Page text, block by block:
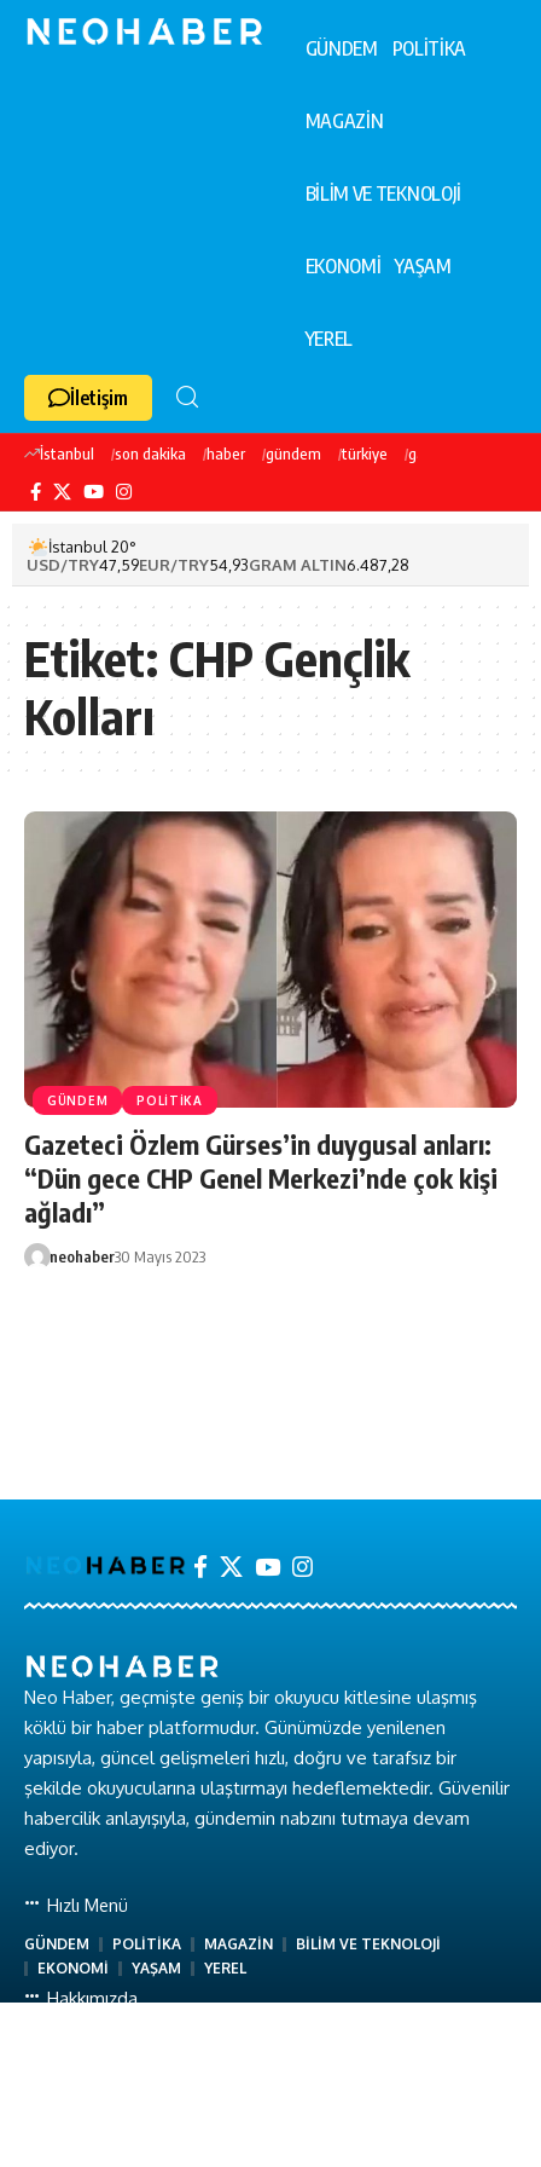
GÜNDEM POLİTİKA
MAGAZİN
BİLİM VE TEKNOLOJİ
EKONOMİ YAŞAM
YEREL
İletişim
İstanbul son dakika haber gündem türkiye galatasaray
İstanbul 20°
USD/TRY47,59EUR/TRY54,93GRAM ALTIN6.487,28
Etiket: CHP Gençlik
Kolları
GÜNDEM POLİTİKA
Gazeteci Özlem Gürses’in duygusal anları:
“Dün gece CHP Genel Merkezi’nde çok kişi
ağladı”
neohaber30 Mayıs 2023
Neo Haber, geçmişte geniş bir okuyucu kitlesine ulaşmış
köklü bir haber platformudur. Günümüzde yenilenen
yapısıyla, güncel gelişmeleri hızlı, doğru ve tarafsız bir
şekilde okuyucularına ulaştırmayı hedeflemektedir. Güvenilir
habercilik anlayışıyla, gündemin nabzını tutmaya devam
ediyor.
Hızlı Menü
GÜNDEM POLİTİKA MAGAZİN
BİLİM VE TEKNOLOJİ
EKONOMİ
YAŞAM YEREL
Hakkımızda